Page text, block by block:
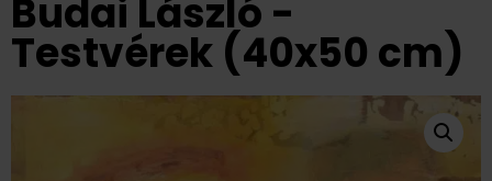
Budai László -
Testvérek (40x50 cm)